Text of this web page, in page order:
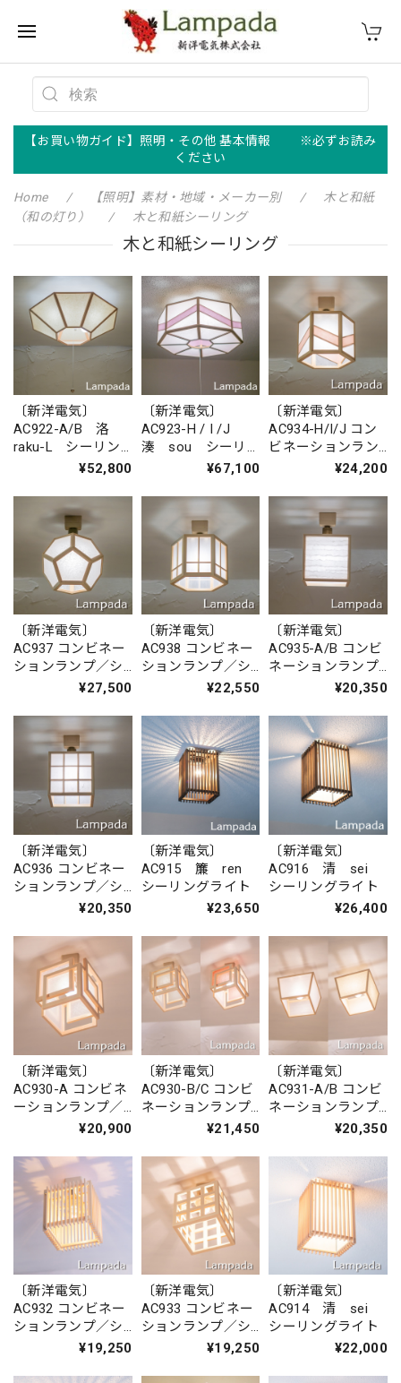
【お買い物ガイド】照明・その他 基本情報 ※必ずお読み
ください
Home 【照明】素材・地域・メーカー別
木と和紙
（和の灯り）
木と和紙シーリング
木と和紙シーリング
〔新洋電気〕
AC922-A/B 洛
raku-L シーリン
¥52,800
〔新洋電気〕
AC923-H / I /J
湊 sou シーリ
ングライト¥67,100
〔新洋電気〕
AC934-H/I/J コン
ビネーションラン
プ／シーリングラ
¥24,200
〔新洋電気〕
AC937 コンビネー
ションランプ／シ
ーリングライト
¥27,500
〔新洋電気〕
AC938 コンビネー
ションランプ／シ
ーリングライト
¥22,550
〔新洋電気〕
AC935-A/B コンビ
ネーションランプ
／シーリングライ
¥20,350
〔新洋電気〕
AC936 コンビネー
ションランプ／シ
ーリングライト
¥20,350
〔新洋電気〕
AC915 簾 ren
シーリングライト
¥23,650
〔新洋電気〕
AC916 清 sei
シーリングライト
¥26,400
〔新洋電気〕
AC930-A コンビネ
ーションランプ／
シーリングライ
shun-mini
¥20,900
〔新洋電気〕
AC930-B/C コンビ
ネーションランプ
／シーリングライ
shun-mini
¥21,450
〔新洋電気〕
AC931-A/B コンビ
ネーションランプ
／シーリングライ
¥20,350
〔新洋電気〕
AC932 コンビネー
ションランプ／シ
ーリングライト
¥19,250
〔新洋電気〕
AC933 コンビネー
ションランプ／シ
ーリングライト
¥19,250
〔新洋電気〕
AC914 清 sei
シーリングライト
¥22,000